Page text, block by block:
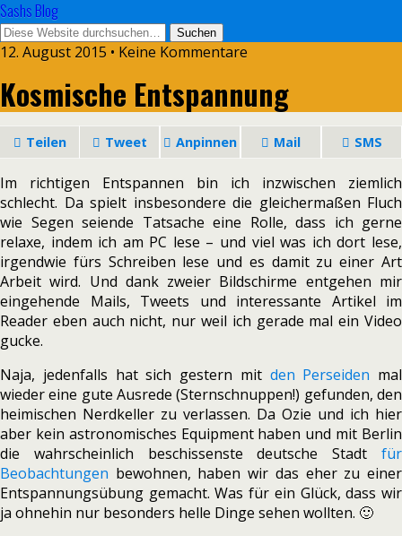
Sashs Blog
12. August 2015 • Keine Kommentare
Kosmische Entspannung
Teilen Tweet Anpinnen Mail SMS
Im richtigen Entspannen bin ich inzwischen ziemlich
schlecht. Da spielt insbesondere die gleichermaßen Fluch
wie Segen seiende Tatsache eine Rolle, dass ich gerne
relaxe, indem ich am PC lese – und viel was ich dort lese,
irgendwie fürs Schreiben lese und es damit zu einer Art
Arbeit wird. Und dank zweier Bildschirme entgehen mir
eingehende Mails, Tweets und interessante Artikel im
Reader eben auch nicht, nur weil ich gerade mal ein Video
gucke.
Naja, jedenfalls hat sich gestern mit den Perseiden mal
wieder eine gute Ausrede (Sternschnuppen!) gefunden, den
heimischen Nerdkeller zu verlassen. Da Ozie und ich hier
aber kein astronomisches Equipment haben und mit Berlin
die wahrscheinlich beschissenste deutsche Stadt für
Beobachtungen bewohnen, haben wir das eher zu einer
Entspannungsübung gemacht. Was für ein Glück, dass wir
ja ohnehin nur besonders helle Dinge sehen wollten. 🙂